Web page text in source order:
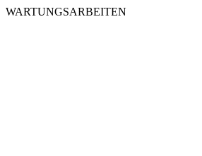
WARTUNGSARBEITEN